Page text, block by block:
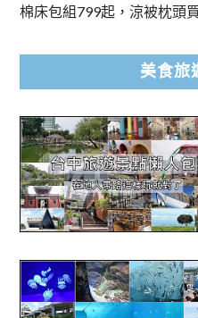
棉床包組799起，涼被枕頭
美食旅